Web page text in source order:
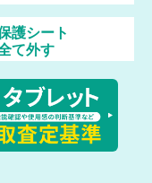
護シート
て外す